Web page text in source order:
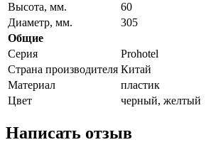
Высота, мм.
60
Диаметр, мм.
305
Общие
Серия
Prohotel
Страна производителя Китай
Материал
пластик
Цвет
черный, желтый
Написать отзыв